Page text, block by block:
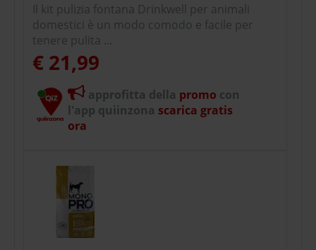
Il kit pulizia fontana Drinkwell per animali
domestici è un modo comodo e facile per
tenere pulita ...
€ 21,99
approfitta della promo con
l'app quiinzona scarica gratis
ora